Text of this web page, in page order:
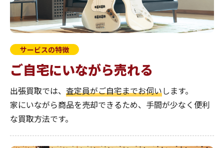
サービスの特徴
ご自宅にいながら売れる
出張買取では、 査定員がご自宅までお伺いします。
家にいながら商品を売却できるため、手間が少なく便利
な買取方法です。